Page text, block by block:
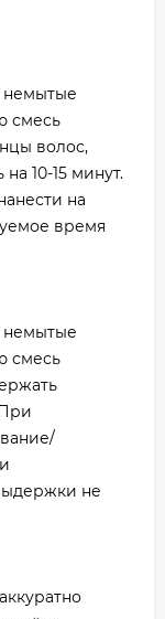
немытые
смесь
волос,
10-15 минут.
на
время
немытые
смесь
не